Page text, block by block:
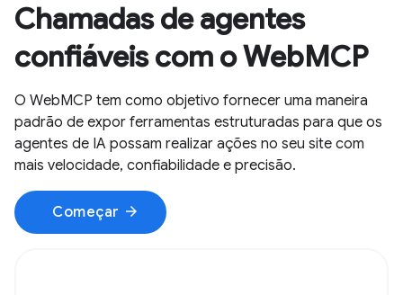
Chamadas de agentes
confiáveis com o WebMCP
O WebMCP tem como objetivo fornecer uma maneira
padrão de expor ferramentas estruturadas para que os
agentes de IA possam realizar ações no seu site com
mais velocidade, confiabilidade e precisão.
Começar arrow_forward